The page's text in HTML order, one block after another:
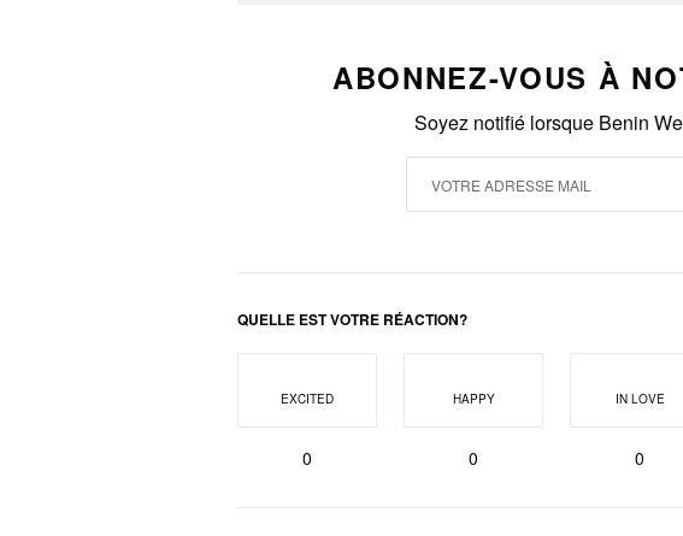
ABONNEZ-VOUS À
Soyez notifié lorsque Benin
QUELLE EST VOTRE RÉACTION?
EXCITED
0
HAPPY
0
IN LOVE
0